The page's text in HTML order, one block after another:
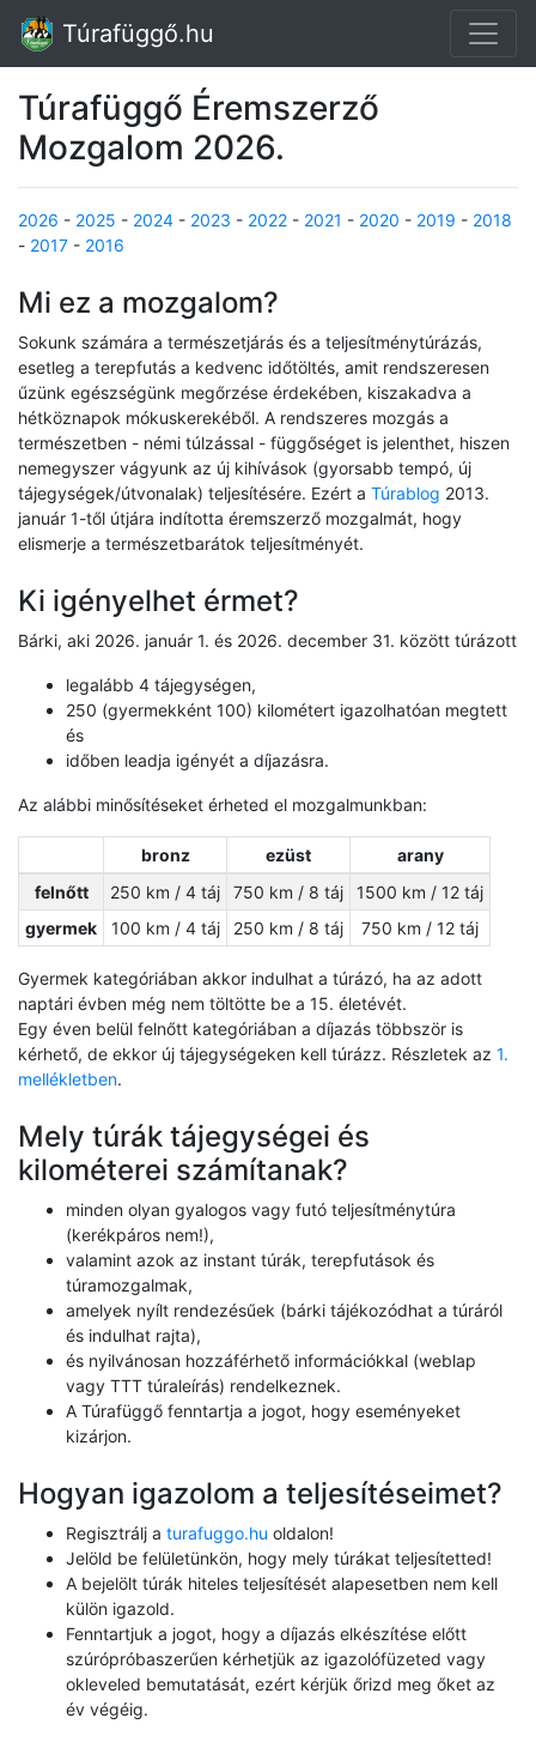
Túrafüggő.hu
Túrafüggő Éremszerző
Mozgalom 2026.
2026 - 2025 - 2024 - 2023 - 2022 - 2021 - 2020 - 2019 - 2018
- 2017 - 2016
Mi ez a mozgalom?
Sokunk számára a természetjárás és a teljesítménytúrázás,
esetleg a terepfutás a kedvenc időtöltés, amit rendszeresen
űzünk egészségünk megőrzése érdekében, kiszakadva a
hétköznapok mókuskerekéből. A rendszeres mozgás a
természetben - némi túlzással - függőséget is jelenthet, hiszen
nemegyszer vágyunk az új kihívások (gyorsabb tempó, új
tájegységek/útvonalak) teljesítésére. Ezért a Túrablog 2013.
január 1-től útjára indította éremszerző mozgalmát, hogy
elismerje a természetbarátok teljesítményét.
Ki igényelhet érmet?
Bárki, aki 2026. január 1. és 2026. december 31. között túrázott
legalább 4 tájegységen,
250 (gyermekként 100) kilométert igazolhatóan megtett
és
időben leadja igényét a díjazásra.
Az alábbi minősítéseket érheted el mozgalmunkban:
bronz ezüst
arany
felnőtt
250 km / 4 táj 750 km / 8 táj
1500 km / 12 táj
gyermek
100 km / 4 táj 250 km / 8 táj 750 km / 12 táj
Gyermek kategóriában akkor indulhat a túrázó, ha az adott
naptári évben még nem töltötte be a 15. életévét.
Egy éven belül felnőtt kategóriában a díjazás többször is
kérhető, de ekkor új tájegységeken kell túrázz. Részletek az 1.
mellékletben.
Mely túrák tájegységei és
kilométerei számítanak?
minden olyan gyalogos vagy futó teljesítménytúra
(kerékpáros nem!),
valamint azok az instant túrák, terepfutások és
túramozgalmak,
amelyek nyílt rendezésűek (bárki tájékozódhat a túráról
és indulhat rajta),
és nyilvánosan hozzáférhető információkkal (weblap
vagy TTT túraleírás) rendelkeznek.
A Túrafüggő fenntartja a jogot, hogy eseményeket
kizárjon.
Hogyan igazolom a teljesítéseimet?
Regisztrálj a turafuggo.hu oldalon!
Jelöld be felületünkön, hogy mely túrákat teljesítetted!
A bejelölt túrák hiteles teljesítését alapesetben nem kell
külön igazold.
Fenntartjuk a jogot, hogy a díjazás elkészítése előtt
szúrópróbaszerűen kérhetjük az igazolófüzeted vagy
okleveled bemutatását, ezért kérjük őrizd meg őket az
év végéig.